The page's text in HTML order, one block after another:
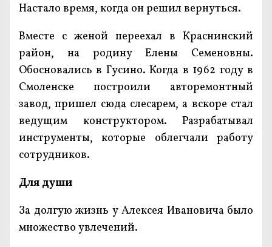
Настало время, когда он решил вернуться.
Вместе с женой переехал в Краснинский
район, на родину Елены Семеновны.
Обосновались в Гусино. Когда в 1962 году в
Смоленске построили авторемонтный
завод, пришел сюда слесарем, а вскоре стал
ведущим конструктором. Разрабатывал
инструменты, которые облегчали работу
сотрудников.
Для души
За долгую жизнь у Алексея Ивановича было
множество увлечений.